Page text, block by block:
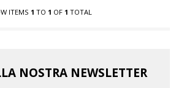
ITEMS 1 TO 1 OF 1 TOTAL
NOSTRA NEWSLETTER